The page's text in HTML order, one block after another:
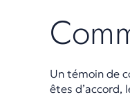
Un témoin de
êtes d’accord,